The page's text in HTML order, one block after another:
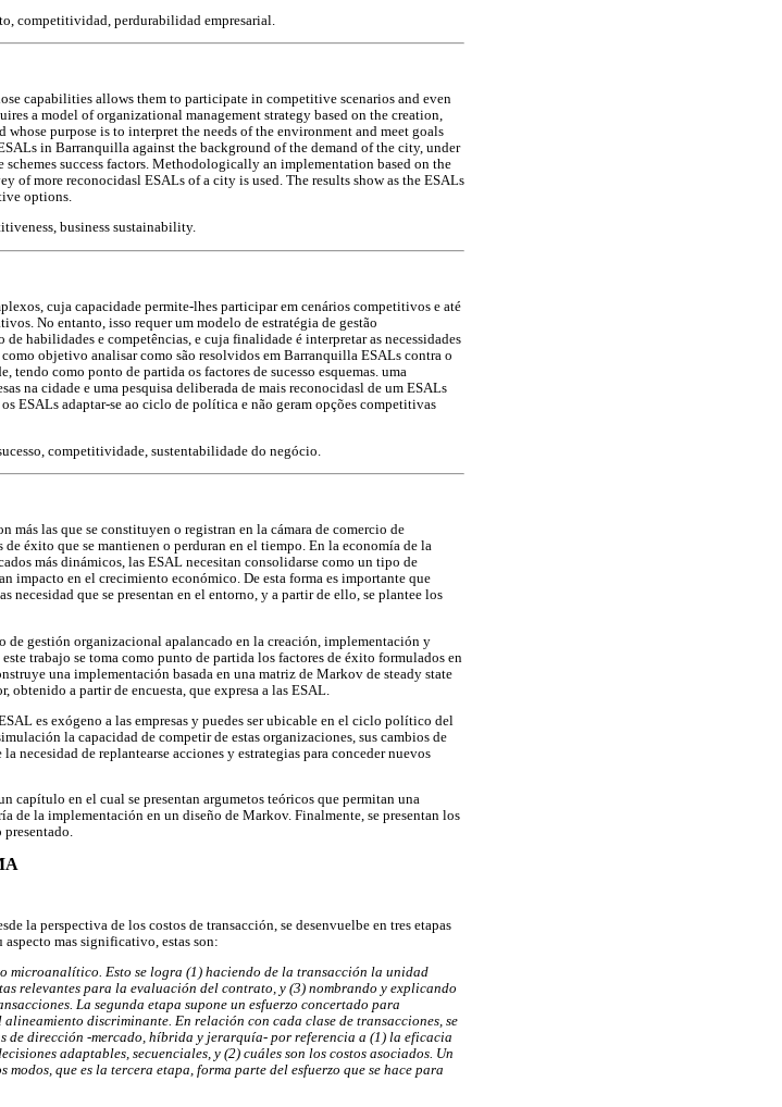
competitividad, perdurabilidad empresarial.
capabilities allows them to participate in competitive scenarios and even
a model of organizational management strategy based on the creation,
purpose is to interpret the needs of the environment and meet goals
in Barranquilla against the background of the demand of the city, under
success factors. Methodologically an implementation based on the
of more reconocidasl ESALs of a city is used. The results show as the ESALs
options.
business sustainability.
cuja capacidade permite-lhes participar em cenários competitivos e até
No entanto, isso requer um modelo de estratégia de gestão
habilidades e competências, e cuja finalidade é interpretar as necessidades
objetivo analisar como são resolvidos em Barranquilla ESALs contra o
como ponto de partida os factores de sucesso esquemas. uma
na cidade e uma pesquisa deliberada de mais reconocidasl de um ESALs
ESALs adaptar-se ao ciclo de política e não geram opções competitivas
competitividade, sustentabilidade do negócio.
más las que se constituyen o registran en la cámara de comercio de
éxito que se mantienen o perduran en el tiempo. En la economía de la
más dinámicos, las ESAL necesitan consolidarse como un tipo de
impacto en el crecimiento económico. De esta forma es importante que
que se presentan en el entorno, y a partir de ello, se plantee los
de gestión organizacional apalancado en la creación, implementación y
trabajo se toma como punto de partida los factores de éxito formulados en
una implementación basada en una matriz de Markov de steady state
a partir de encuesta, que expresa a las ESAL.
es exógeno a las empresas y puedes ser ubicable en el ciclo político del
la capacidad de competir de estas organizaciones, sus cambios de
de replantearse acciones y estrategias para conceder nuevos
capítulo en el cual se presentan argumetos teóricos que permitan una
de la implementación en un diseño de Markov. Finalmente, se presentan los
presentado.
la perspectiva de los costos de transacción, se desenvuelbe en tres etapas
aspecto mas significativo, estas son:
Esto se logra (1) haciendo de la transacción la unidad
relevantes para la evaluación del contrato, y (3) nombrando y explicando
La segunda etapa supone un esfuerzo concertado para
discriminante. En relación con cada clase de transacciones, se
dirección -mercado, híbrida y jerarquía- por referencia a (1) la eficacia
adaptables, secuenciales, y (2) cuáles son los costos asociados. Un
que es la tercera etapa, forma parte del esfuerzo que se hace para